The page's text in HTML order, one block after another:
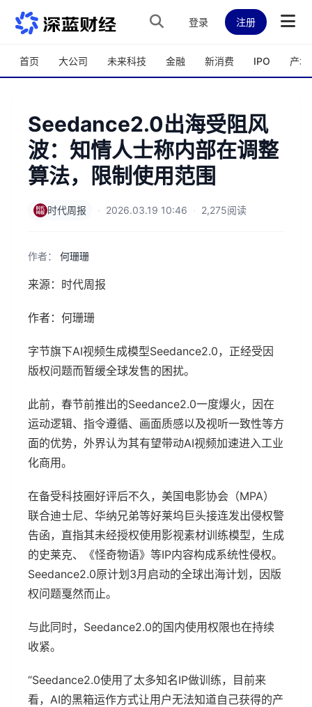
跳转到主内容
登录 注册
首页 大公司 未来科技 金融 新消费 IPO 产城
Seedance2.0出海受阻风
波：知情人士称内部在调整
算法，限制使用范围
时代周报 · 2026.03.19 10:46 · 2,275阅读
作者： 何珊珊
来源：时代周报
作者：何珊珊
字节旗下AI视频生成模型Seedance2.0，正经受因
版权问题而暂缓全球发售的困扰。
此前，春节前推出的Seedance2.0一度爆火，因在
运动逻辑、指令遵循、画面质感以及视听一致性等方
面的优势，外界认为其有望带动AI视频加速进入工业
化商用。
在备受科技圈好评后不久，美国电影协会（MPA）
联合迪士尼、华纳兄弟等好莱坞巨头接连发出侵权警
告函，直指其未经授权使用影视素材训练模型，生成
的史莱克、《怪奇物语》等IP内容构成系统性侵权。
Seedance2.0原计划3月启动的全球出海计划，因版
权问题戛然而止。
与此同时，Seedance2.0的国内使用权限也在持续
收紧。
“Seedance2.0使用了太多知名IP做训练，目前来
看，AI的黑箱运作方式让用户无法知道自己获得的产